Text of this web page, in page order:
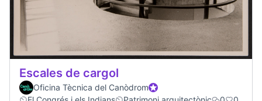
Escales de cargol
Oficina Tècnica del CanòdromOfficial participant